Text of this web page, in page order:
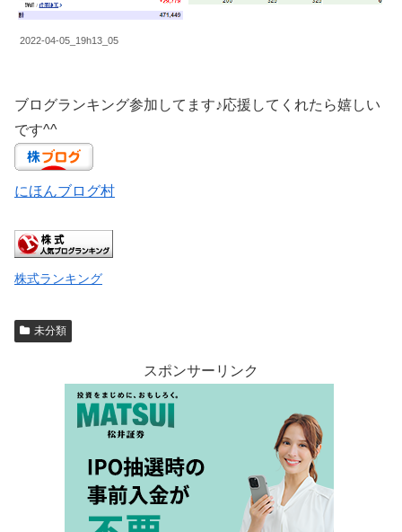
2022-04-05_19h13_05
ブログランキング参加してます♪応援してくれたら嬉しい
です^^
にほんブログ村
株式ランキング
未分類
スポンサーリンク